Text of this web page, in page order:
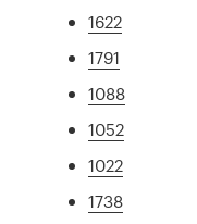
1622
1791
1088
1052
1022
1738